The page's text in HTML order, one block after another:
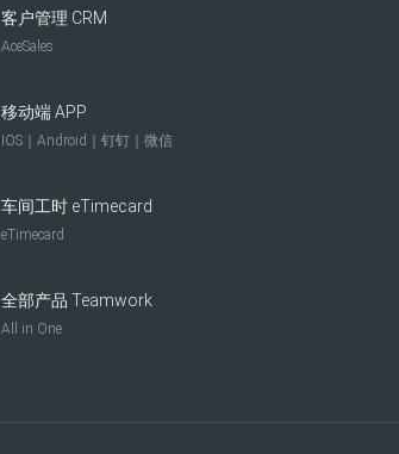
客户管理 CRM
AceSales
移动端 APP
IOS｜Android｜钉钉｜微信
车间工时 eTimecard
eTimecard
全部产品 Teamwork
All in One